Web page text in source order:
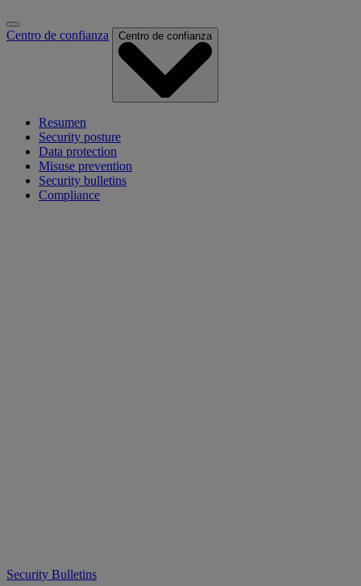
Centro de confianza Centro de confianza
Resumen
Security posture
Data protection
Misuse prevention
Security bulletins
Compliance
Security Bulletins